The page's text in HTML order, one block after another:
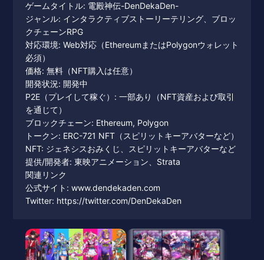
ゲームタイトル: 電殿神伝-DenDekaDen-
ジャンル: インタラクティブストーリーテリング、ブロッ
クチェーンRPG
対応環境: Web対応（EthereumまたはPolygonウォレット
必須）
価格: 無料（NFT購入は任意）
開発状況: 開発中
P2E（プレイして稼ぐ）: 一部あり（NFT資産および取引
を通じて）
ブロックチェーン: Ethereum, Polygon
トークン: ERC-721 NFT（スピリットキーアバターなど）
NFT: ジェネシスおみくじ、スピリットキーアバターなど
提供/開発者: 東映アニメーション、Strata
関連リンク
公式サイト: www.dendekaden.com
Twitter: https://twitter.com/DenDekaDen